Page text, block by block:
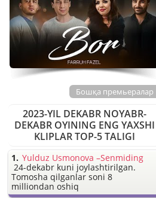
Бошқа премьералар
2023-YIL DEKABR NOYABR-
DEKABR OYINING ENG YAXSHI
KLIPLAR TOP-5 TALIGI
Yulduz Usmonova –Senmiding
24-dekabr kuni joylashtirilgan.
Tomosha qilganlar soni 8
milliondan oshiq